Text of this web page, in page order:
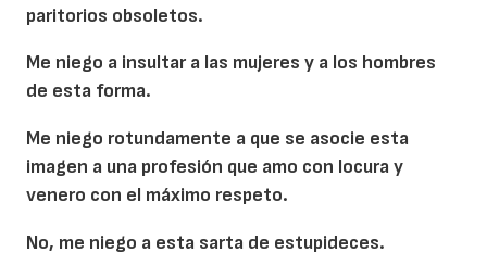
paritorios obsoletos.
Me niego a insultar a las mujeres y a los hombres
de esta forma.
Me niego rotundamente a que se asocie esta
imagen a una profesión que amo con locura y
venero con el máximo respeto.
No, me niego a esta sarta de estupideces.